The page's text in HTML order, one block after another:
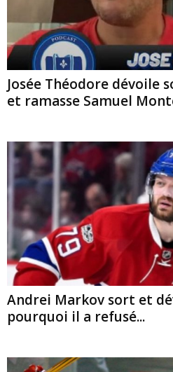
Josée Théodore dévoile
et ramasse Samuel
Andrei Markov sort et
pourquoi il a refusé...